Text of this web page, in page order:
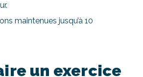
maintenues jusqu’à 10
un exercice